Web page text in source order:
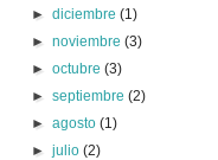
►diciembre(1)
►noviembre(3)
►octubre(3)
►septiembre(2)
►agosto(1)
►julio(2)